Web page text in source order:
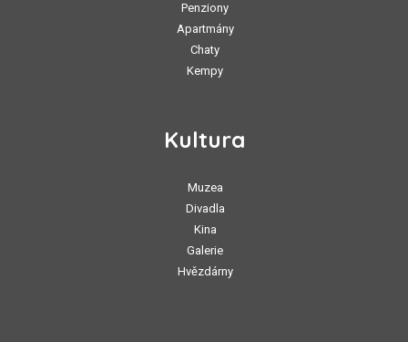
Penziony
Apartmány
Chaty
Kempy
Kultura
Muzea
Divadla
Kina
Galerie
Hvězdárny